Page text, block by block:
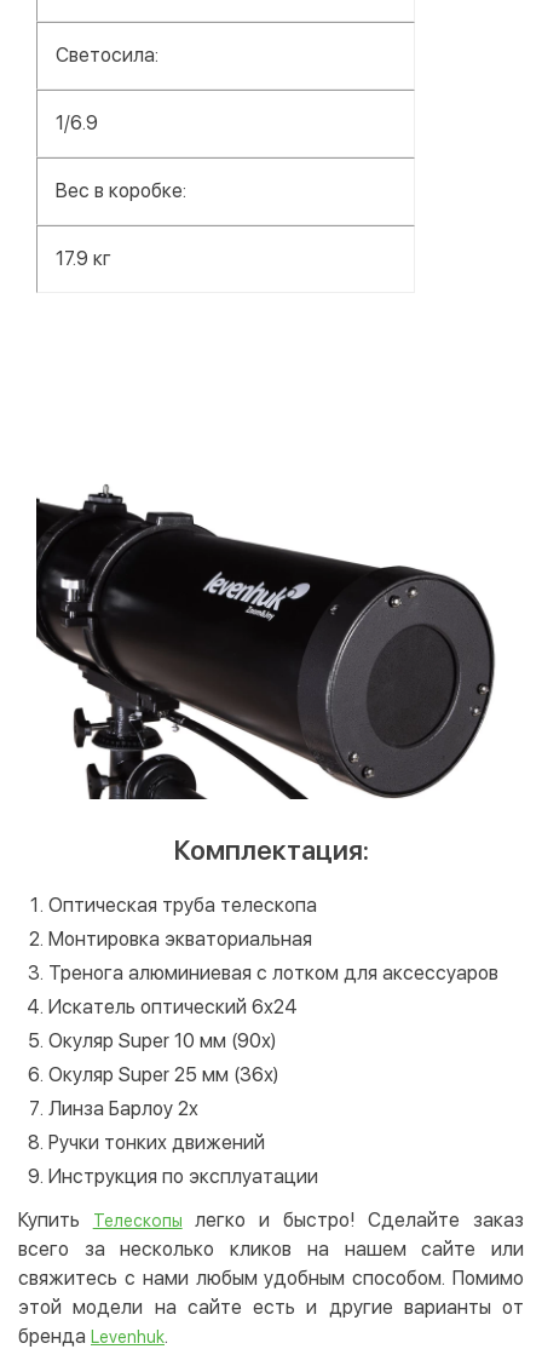
Светосила:
1/6.9
Вес в коробке:
17.9 кг
Комплектация:
Оптическая труба телескопа
Монтировка экваториальная
Тренога алюминиевая с лотком для аксессуаров
Искатель оптический 6x24
Окуляр Super 10 мм (90х)
Окуляр Super 25 мм (36х)
Линза Барлоу 2x
Ручки тонких движений
Инструкция по эксплуатации
Купить
Телескопы
легко и быстро! Сделайте заказ
всего за несколько кликов на нашем сайте или
свяжитесь с нами любым удобным способом. Помимо
этой модели на сайте есть и другие варианты от
бренда Levenhuk.